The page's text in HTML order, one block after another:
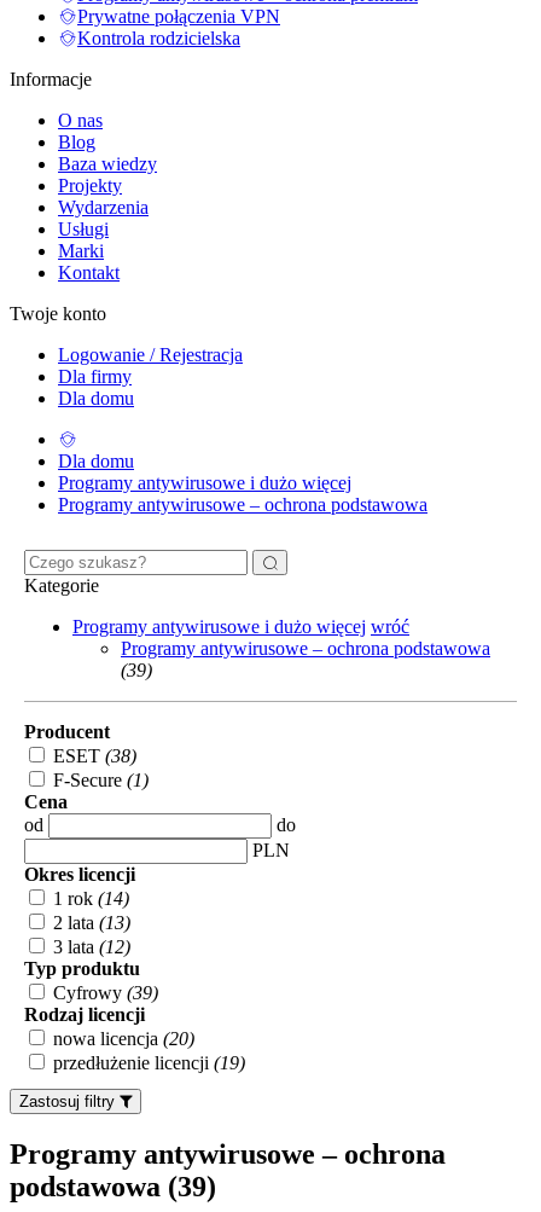
Prywatne połączenia VPN
Kontrola rodzicielska
Informacje
O nas
Blog
Baza wiedzy
Projekty
Wydarzenia
Usługi
Marki
Kontakt
Twoje konto
Logowanie / Rejestracja
Dla firmy
Dla domu
Dla domu
Programy antywirusowe i dużo więcej
Programy antywirusowe – ochrona podstawowa
Kategorie
Programy antywirusowe i dużo więcej wróć
Programy antywirusowe – ochrona podstawowa
(39)
Producent
ESET (38)
F-Secure (1)
Cena
od
do
PLN
Okres licencji
1 rok (14)
2 lata (13)
3 lata (12)
Typ produktu
Cyfrowy (39)
Rodzaj licencji
nowa licencja (20)
przedłużenie licencji (19)
Zastosuj filtry
Programy antywirusowe – ochrona
podstawowa (39)